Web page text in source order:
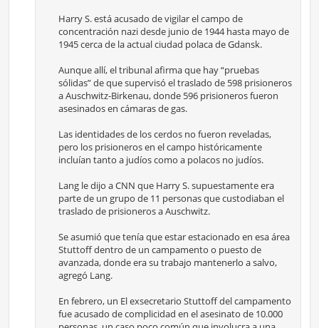
Harry S. está acusado de vigilar el campo de
concentración nazi desde junio de 1944 hasta mayo de
1945 cerca de la actual ciudad polaca de Gdansk.
Aunque allí, el tribunal afirma que hay “pruebas
sólidas” de que supervisó el traslado de 598 prisioneros
a Auschwitz-Birkenau, donde 596 prisioneros fueron
asesinados en cámaras de gas.
Las identidades de los cerdos no fueron reveladas,
pero los prisioneros en el campo históricamente
incluían tanto a judíos como a polacos no judíos.
Lang le dijo a CNN que Harry S. supuestamente era
parte de un grupo de 11 personas que custodiaban el
traslado de prisioneros a Auschwitz.
Se asumió que tenía que estar estacionado en esa área
Stuttoff dentro de un campamento o puesto de
avanzada, donde era su trabajo mantenerlo a salvo,
agregó Lang.
En febrero, un El exsecretario Stuttoff del campamento
fue acusado de complicidad en el asesinato de 10.000